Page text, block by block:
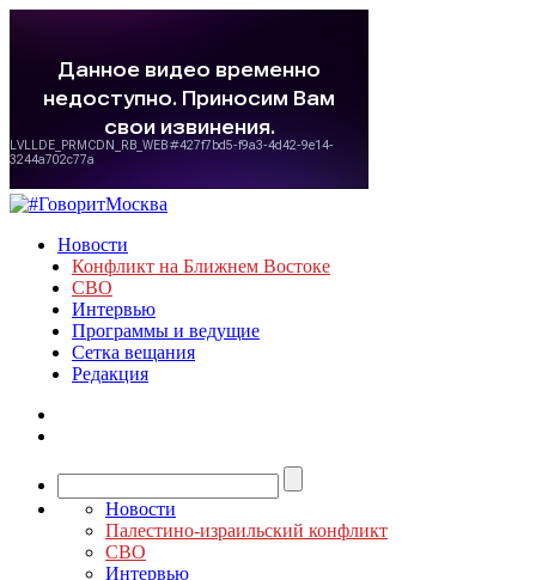
Новости
Конфликт на Ближнем Востоке
СВО
Интервью
Программы и ведущие
Сетка вещания
Редакция
Новости
Палестино-израильский конфликт
СВО
Интервью